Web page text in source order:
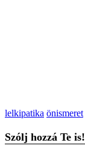
lelkipatika önismeret
Szólj hozzá Te is!